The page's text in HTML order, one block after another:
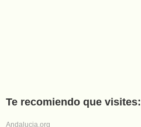
Te recomiendo que visites:
Andalucia.org